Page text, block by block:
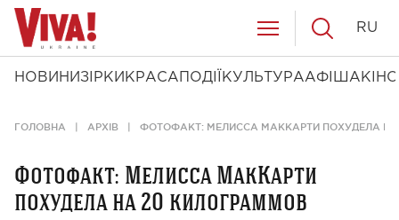
НОВИНИ ЗІРКИ КРАСА ПОДІЇ КУЛЬТУРААФІША КІНО
RU
ГОЛОВНА АРХІВ ФОТОФАКТ: МЕЛИССА МАККАРТИ ПОХУДЕЛА
Фотофакт: Мелисса МакКарти
похудела на 20 килограммов